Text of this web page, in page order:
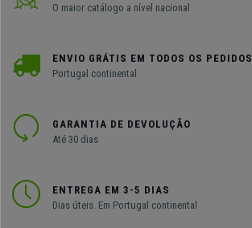
O maior catálogo a nível nacional
ENVIO GRÁTIS EM TODOS OS PEDIDOS
Portugal continental
GARANTIA DE DEVOLUÇÃO
Até 30 dias
ENTREGA EM 3-5 DIAS
Dias úteis. Em Portugal continental